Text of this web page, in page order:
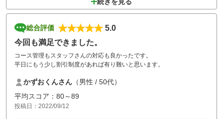
総合評価
5.0
今回も満足できました。
コース管理もスタッフさんの対応も良かったです。
平日にもう少し割引制度があれば有り難いと思います。
かずおくんさん （男性 / 50代）
平均スコア：80～89
投稿日：2022/09/12